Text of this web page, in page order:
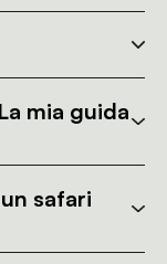
mia guida
safari